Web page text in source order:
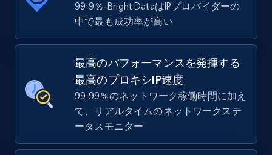
99.9％-Bright DataはIPプロバイダーの
中で最も成功率が高い
最高のパフォーマンスを発揮する
最高のプロキシIP速度
99.99％のネットワーク稼働時間に加え
て、リアルタイムのネットワークステ
ータスモニター